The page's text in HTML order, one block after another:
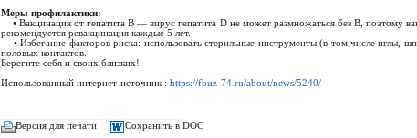
Меры профилактики:
• Вакцинация от гепатита B — вирус гепатита D не может размножаться без B, поэтому
рекомендуется ревакцинация каждые 5 лет.
• Избегание факторов риска: использовать стерильные инструменты (в том числе иглы,
половых контактов.
Берегите себя и своих близких!
Использованный интернет-источник : https://fbuz-74.ru/about/news/5240/
Версия для печати Сохранить в DOC